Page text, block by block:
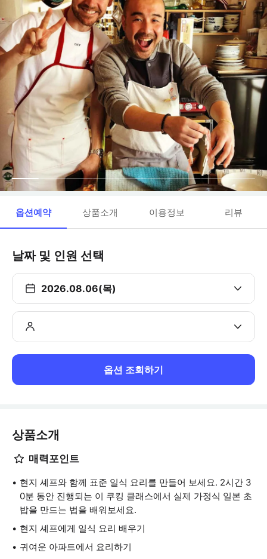
옵션예약 상품소개 이용정보 리뷰
날짜 및 인원 선택
2026.08.06(목)
옵션 조회하기
상품소개
매력포인트
현지 셰프와 함께 표준 일식 요리를 만들어 보세요. 2시간 3
0분 동안 진행되는 이 쿠킹 클래스에서 실제 가정식 일본 초
밥을 만드는 법을 배워보세요.
현지 셰프에게 일식 요리 배우기
귀여운 아파트에서 요리하기